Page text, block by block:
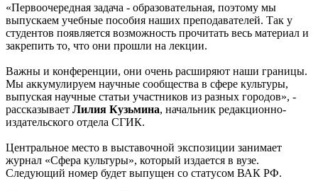
«Первоочередная задача - образовательная, поэтому мы
выпускаем учебные пособия наших преподавателей. Так у
студентов появляется возможность прочитать весь материал и
закрепить то, что они прошли на лекции.
Важны и конференции, они очень расширяют наши границы.
Мы аккумулируем научные сообщества в сфере культуры,
выпуская научные статьи участников из разных городов», -
рассказывает Лилия Кузьмина, начальник редакционно-
издательского отдела СГИК.
Центральное место в выставочной экспозиции занимает
журнал «Сфера культуры», который издается в вузе.
Следующий номер будет выпущен со статусом ВАК РФ.